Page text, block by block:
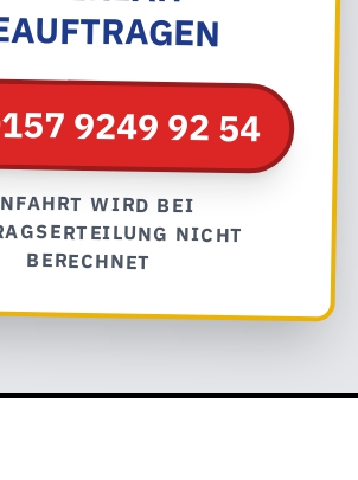
9249 92 54
WIRD BEI
NICHT
BERECHNET